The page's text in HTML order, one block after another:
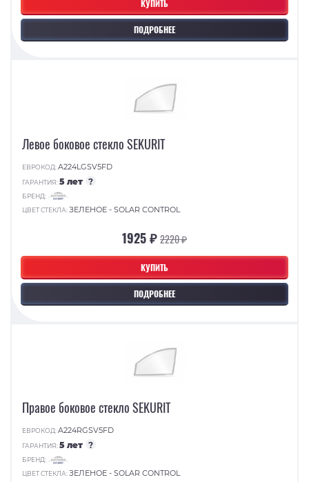
КУПИТЬ
ПОДРОБНЕЕ
КУПИТЬ
ПОДРОБНЕЕ
Левое боковое стекло SEKURIT
ЕВРОКОД:A224LGSV5FD
ГАРАНТИЯ:5 лет ?
БРЕНД:
ЦВЕТ СТЕКЛА:ЗЕЛЕНОЕ - SOLAR CONTROL
1925 ₽2220 ₽
Правое боковое стекло SEKURIT
ЕВРОКОД:A224RGSV5FD
ГАРАНТИЯ:5 лет ?
БРЕНД:
ЦВЕТ СТЕКЛА:ЗЕЛЕНОЕ - SOLAR CONTROL